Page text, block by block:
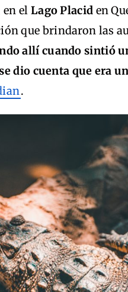
en el Lago Placid en
que brindaron las
allí cuando sintió
dio cuenta que era
.